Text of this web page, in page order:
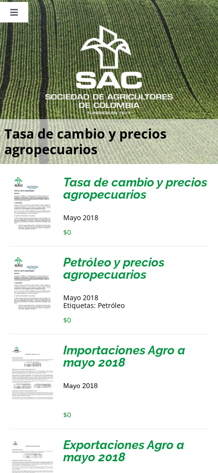
Saltar
contenido
Toggle
Navigation
Nosotros
Publicaciones
Sala de Prensa
Eventos
Tasa de cambio y precios
agropecuarios
Tasa de cambio y precios
agropecuarios
Mayo 2018
$0
Petróleo y precios
agropecuarios
Mayo 2018
Etiquetas: Petróleo
$0
Importaciones Agro a
mayo 2018
Mayo 2018
$0
Exportaciones Agro a
mayo 2018